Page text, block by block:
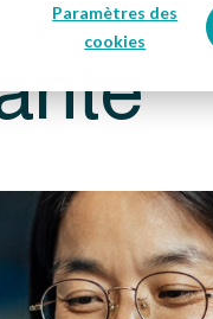
Paramètres des
cookies